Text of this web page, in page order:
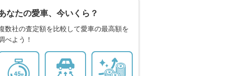
なたの愛車、今いくら？
数社の査定額を比較して愛車の最高額を
べよう！